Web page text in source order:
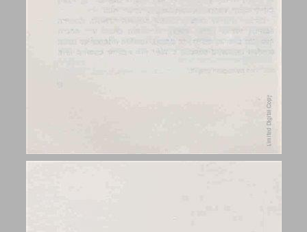
התוכן ... 7